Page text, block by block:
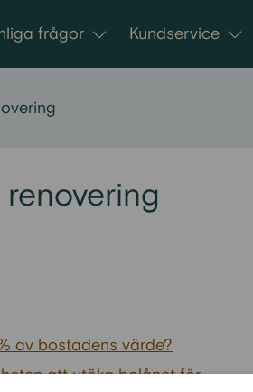
frågor Kundservice
av bostadens värde?
att utöka bolånet för